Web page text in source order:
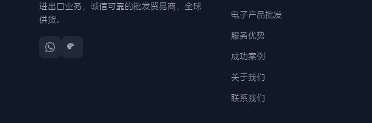
进出口业务，诚信可靠的批发贸易商，全球
供货。
电子产品批发
服务优势
成功案例
关于我们
联系我们